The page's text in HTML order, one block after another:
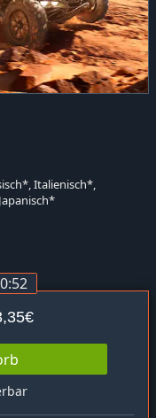
Italienisch*,